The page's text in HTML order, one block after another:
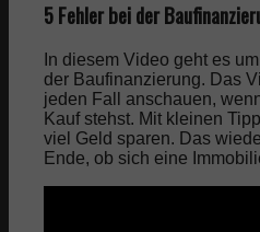
5 Fehler bei der
In diesem Video geht es
der Baufinanzierung. Das
jeden Fall anschauen,
Kauf stehst. Mit kleinen
viel Geld sparen. Das
Ende, ob sich eine